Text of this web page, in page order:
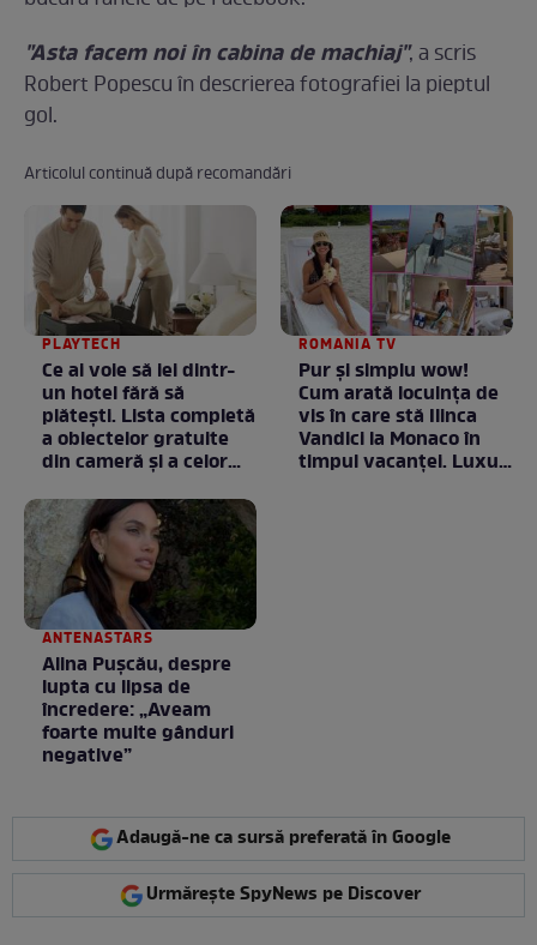
"Asta facem noi în cabina de machiaj", a scris
Robert Popescu în descrierea fotografiei la pieptul
gol.
Articolul continuă după recomandări
PLAYTECH
Ce ai voie să iei dintr-
un hotel fără să
plătești. Lista completă
a obiectelor gratuite
din cameră și a celor
proprietatea unității
ROMANIA TV
Pur și simplu wow!
Cum arată locuința de
vis în care stă Ilinca
Vandici la Monaco în
timpul vacanței. Luxul
ANTENASTARS
Alina Pușcău, despre
lupta cu lipsa de
încredere: „Aveam
foarte multe gânduri
negative”
Adaugă-ne ca sursă preferată în Google
Urmărește SpyNews pe Discover